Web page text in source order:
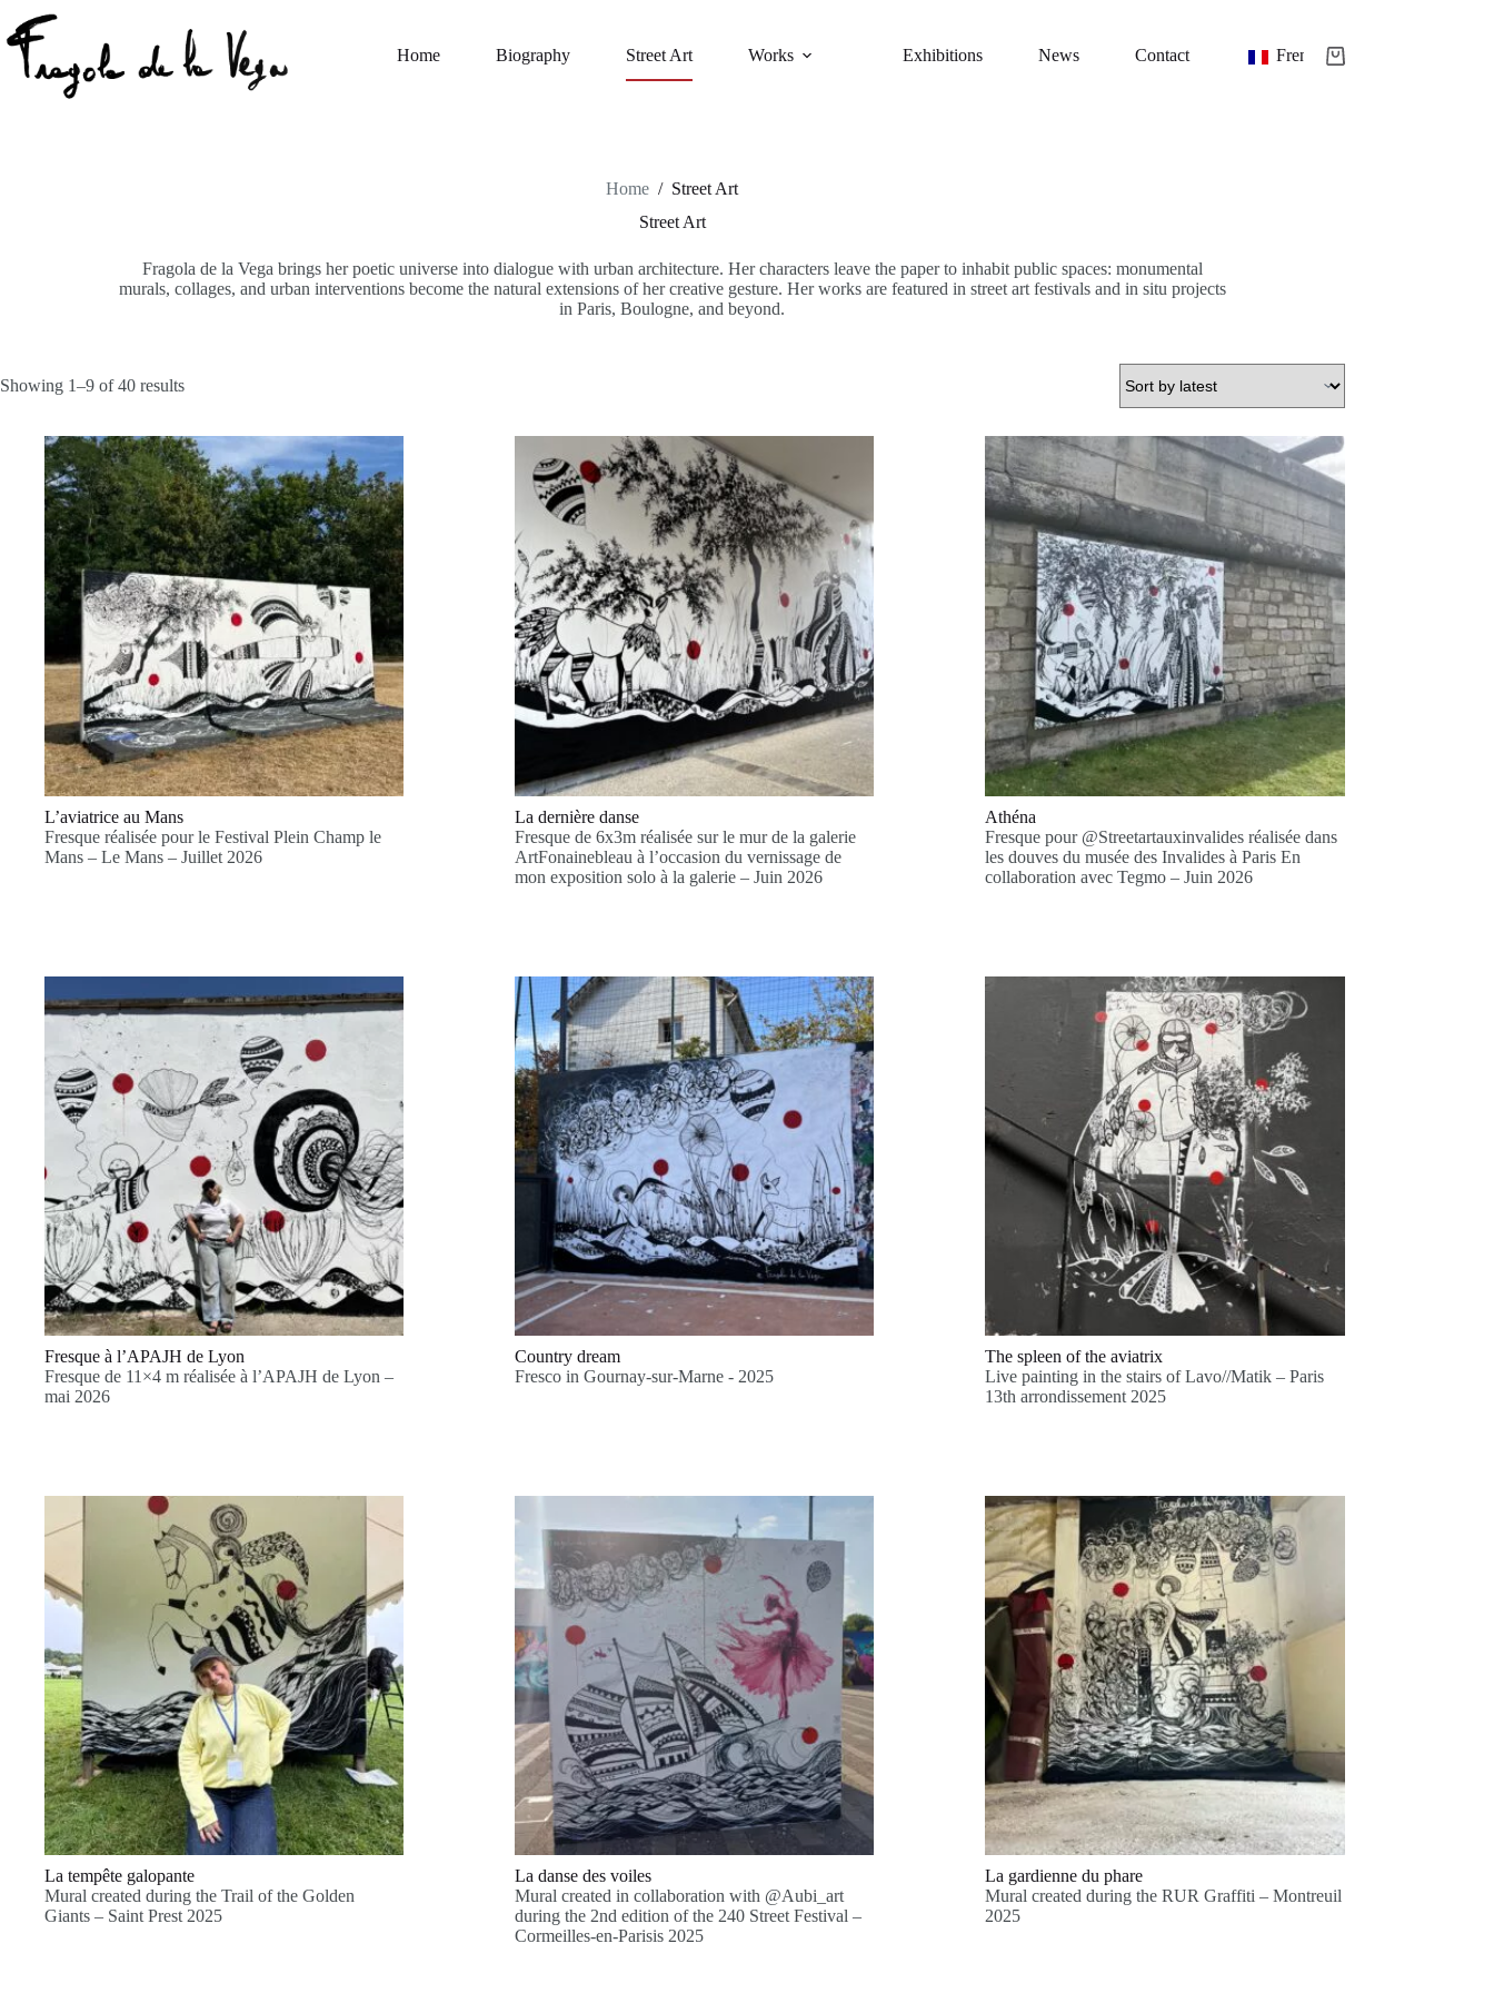
content
Home Biography Street Art Works Exhibitions News Contact French Shopping
Home / Street Art
Street Art
Fragola de la Vega brings her poetic universe into dialogue with urban architecture. Her characters leave the paper to inhabit public spaces: monumental
murals, collages, and urban interventions become the natural extensions of her creative gesture. Her works are featured in street art festivals and in situ projects
in Paris, Boulogne, and beyond.
Showing 1–9 of 40 resultsSorted
L’aviatrice au Mans
Fresque réalisée pour le Festival Plein Champ le
Mans – Le Mans – Juillet 2026
La dernière danse
Fresque de 6x3m réalisée sur le mur de la galerie
ArtFonainebleau à l’occasion du vernissage de
mon exposition solo à la galerie – Juin 2026
Athéna
Fresque pour @Streetartauxinvalides réalisée dans
les douves du musée des Invalides à Paris En
collaboration avec Tegmo – Juin 2026
Fresque à l’APAJH de Lyon
Fresque de 11×4 m réalisée à l’APAJH de Lyon –
mai 2026
Country dream
Fresco in Gournay-sur-Marne - 2025
The spleen of the aviatrix
Live painting in the stairs of Lavo//Matik – Paris
13th arrondissement 2025
La tempête galopante
Mural created during the Trail of the Golden
Giants – Saint Prest 2025
La danse des voiles
Mural created in collaboration with @Aubi_art
during the 2nd edition of the 240 Street Festival –
Cormeilles-en-Parisis 2025
La gardienne du phare
Mural created during the RUR Graffiti – Montreuil
2025